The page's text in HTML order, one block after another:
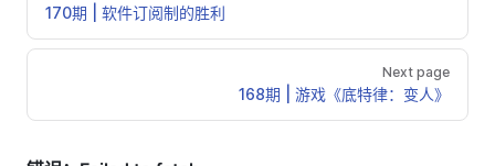
170期 | 软件订阅制的胜利
Next page
168期 | 游戏《底特律：变人》